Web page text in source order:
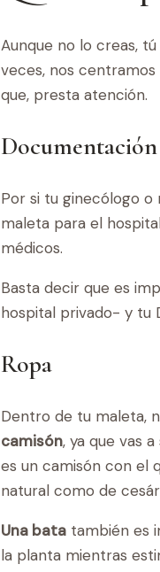
Aunque no lo creas,
veces, nos centramos
que, presta atención.
Documentación
Por si tu ginecólogo
maleta para el
médicos.
Basta decir que es
hospital privado- y tu
Ropa
Dentro de tu maleta,
camisón, ya que vas
es un camisón con el
natural como de
Una bata también es
la planta mientras